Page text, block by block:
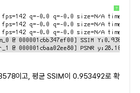
?
fps=142 q=-0.0 q=-0.0 size=N/A
fps=142 q=-0.0 q=-0.0 size=N/A
fps=142 q=-0.0 q=-0.0 size=N/A
@ 000001c6b347ef00] SSIM
@ 000001c6aa02ee80] PSNR